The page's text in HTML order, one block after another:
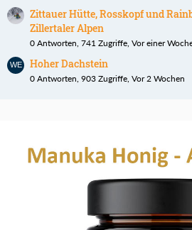
Zittauer Hütte, Rosskopf und
Zillertaler Alpen
0 Antworten, 741 Zugriffe, Vor einer
Hoher Dachstein
0 Antworten, 903 Zugriffe, Vor 2 Wochen